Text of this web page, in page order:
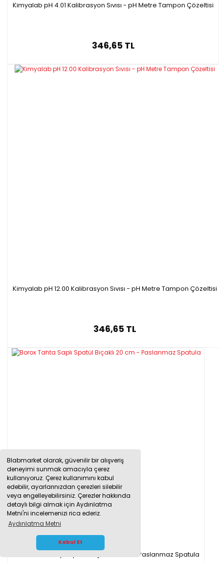
Blabmarket olarak, güvenilir bir alışveriş
deneyimi sunmak amacıyla çerez
kullanıyoruz. Çerez kullanımını kabul
edebilir, ayarlarınızdan çerezleri silebilir
veya engelleyebilirsiniz. Çerezler hakkında
detaylı bilgi almak için Aydınlatma
Metni'ni incelemenizi rica ederiz.
Aydınlatma Metni
Kabul Et
Kimyalab pH 4.01 Kalibrasyon Sıvısı - pH Metre Tampon Çözeltisi
346,65 TL
Kimyalab pH 12.00 Kalibrasyon Sıvısı - pH Metre Tampon Çözeltisi
346,65 TL
Borox Tahta Saplı Spatül Bıçaklı 20 cm - Paslanmaz Spatula
WHATSAPP İLETİŞİM